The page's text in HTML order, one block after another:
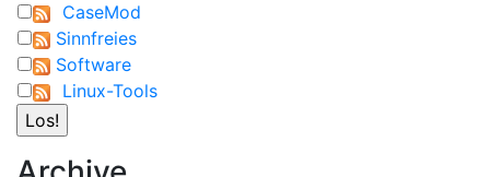
CaseMod
Sinnfreies
Software
Linux-Tools